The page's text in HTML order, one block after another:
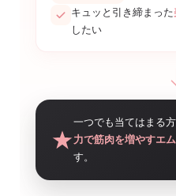
キュッと引き締まった
したい
一つでも当てはまる
力で筋肉を増やすエ
す。